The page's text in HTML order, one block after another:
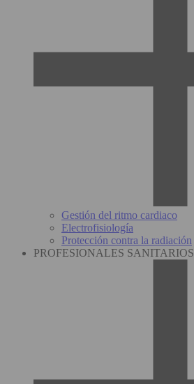
Gestión del ritmo cardiaco
Electrofisiología
Protección contra la radiación
PROFESIONALES SANITARIOS